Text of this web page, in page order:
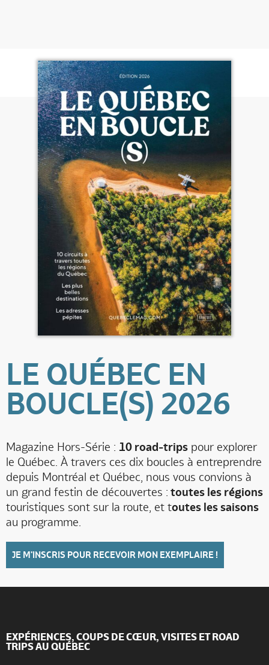
LE QUÉBEC EN
BOUCLE(S) 2026
Magazine Hors-Série : 10 road-trips pour explorer
le Québec. À travers ces dix boucles à entreprendre
depuis Montréal et Québec, nous vous convions à
un grand festin de découvertes : toutes les régions
touristiques sont sur la route, et toutes les saisons
au programme.
JE M'INSCRIS POUR RECEVOIR MON EXEMPLAIRE !
EXPÉRIENCES, COUPS DE CŒUR, VISITES ET ROAD
TRIPS AU QUÉBEC